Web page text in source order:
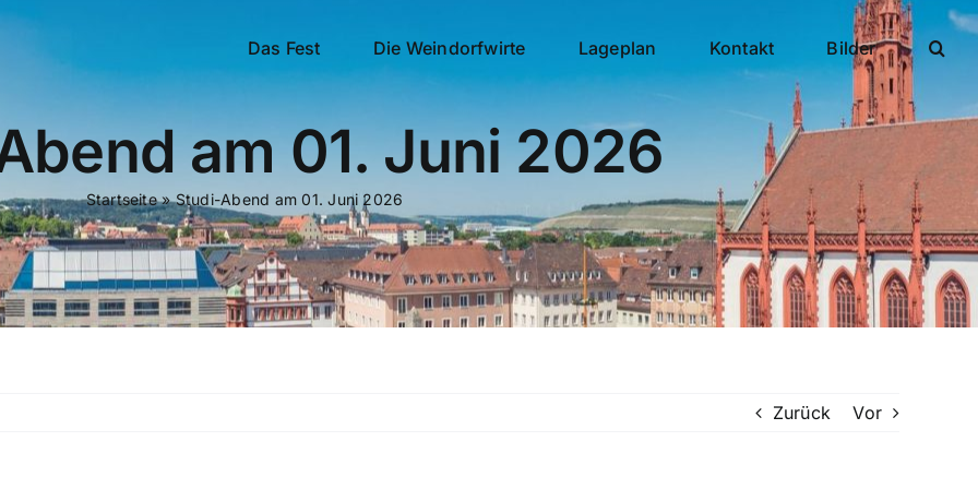
Das Fest Die Weindorfwirte Lageplan Kontakt Bilder
am 01. Juni 2026
Startseite»Studi-Abend am 01. Juni 2026
Zurück Vor